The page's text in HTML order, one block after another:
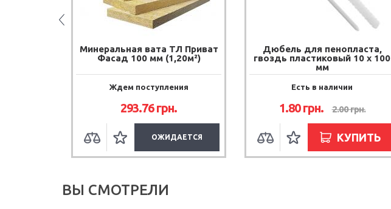
Минеральная вата ТЛ Приват
Фасад 100 мм (1,20м²)
Ждем поступления
293.76грн.
ОЖИДАЕТСЯ
Дюбель для пенопласта,
гвоздь пластиковый 10 х 100
мм
Есть в наличии
1.80грн. 2.00грн.
КУПИТЬ
ВЫ СМОТРЕЛИ